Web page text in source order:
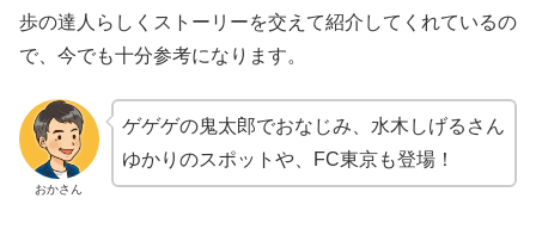
歩の達人らしくストーリーを交えて紹介してくれているの
で、今でも十分参考になります。
おかさん
ゲゲゲの鬼太郎でおなじみ、水木しげるさん
ゆかりのスポットや、FC東京も登場！